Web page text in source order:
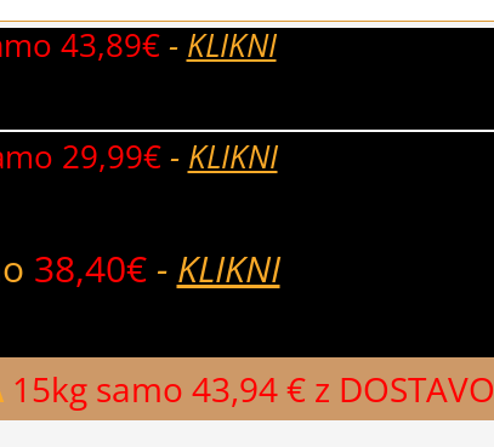
43,89€- KLIKNI
29,99€- KLIKNI
38,40€ - KLIKNI
15kg samo 43,94 € z DOSTAVO